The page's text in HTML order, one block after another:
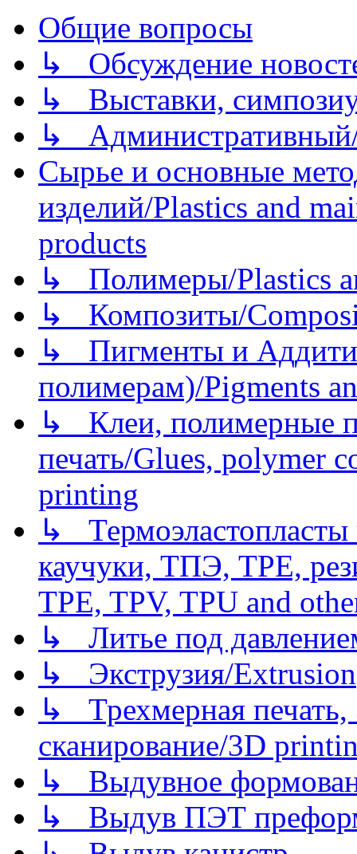
Общие вопросы
↳ Обсуждение
↳ Выставки,
↳
Сырье и основные
изделий/Plastics and
products
↳ Полимеры/Plastics
↳ Композиты/
↳ Пигменты и
полимерам)/Pigments
↳ Клеи, полимерные
печать/Glues, polymer
printing
↳
каучуки, ТПЭ, TPE,
TPE, TPV, TPU and
↳ Литье под
↳ Экструзия/Extrusion
↳ Трехмерная
сканирование/3D
↳ Выдувное
↳ Выдув ПЭТ